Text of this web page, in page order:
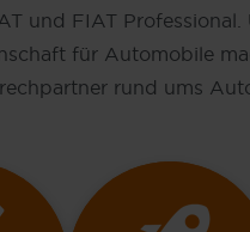
und FIAT Professional.
für Automobile
rund ums